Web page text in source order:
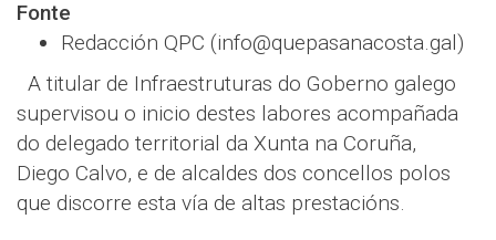
Fonte
Redacción QPC (info@quepasanacosta.gal)
A titular de Infraestruturas do Goberno galego
supervisou o inicio destes labores acompañada
do delegado territorial da Xunta na Coruña,
Diego Calvo, e de alcaldes dos concellos polos
que discorre esta vía de altas prestacións.